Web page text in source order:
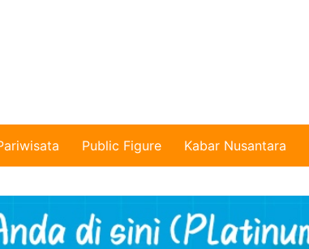
Public Figure Kabar Nusantara